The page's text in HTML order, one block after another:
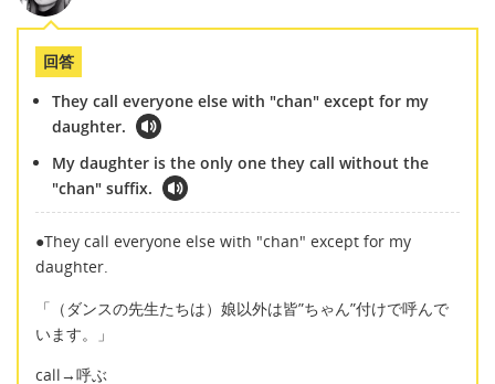
回答
They call everyone else with "chan" except for my
daughter.
My daughter is the only one they call without the
"chan" suffix.
●They call everyone else with "chan" except for my
daughter.
「（ダンスの先生たちは）娘以外は皆”ちゃん”付けで呼んで
います。」
call→呼ぶ